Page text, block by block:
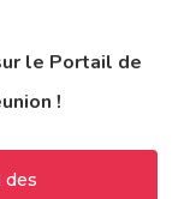
le Portail de
!
des